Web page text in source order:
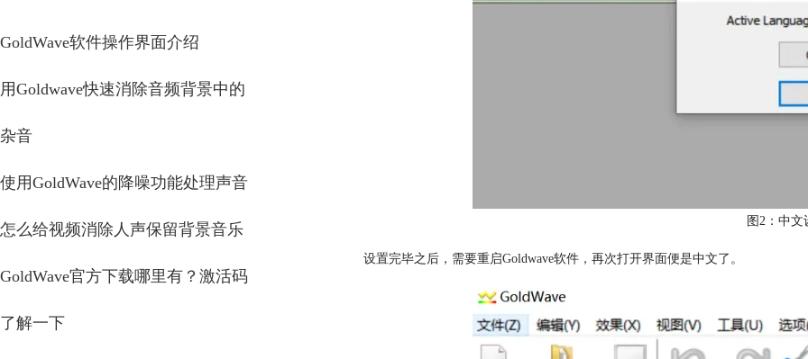
GoldWave软件操作界面介绍
用Goldwave快速消除音频背景中的
杂音
使用GoldWave的降噪功能处理声音
怎么给视频消除人声保留背景音乐
GoldWave官方下载哪里有？激活码
了解一下
图2：中文
设置完毕之后，需要重启Goldwave软件，再次打开界面便是中文了。